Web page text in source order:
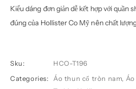
Kiểu dáng đơn giản dễ kết hợp với quần
đúng của Hollister Co Mỹ nên chất
Sku:
HCO-T196
Categories:
Áo thun cổ tròn nam,